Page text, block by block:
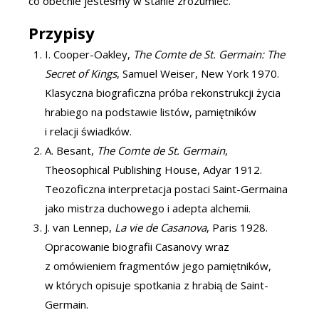
Przypisy
I. Cooper-Oakley, The Comte de St. Germain: The
Secret of Kings, Samuel Weiser, New York 1970.
Klasyczna biograficzna próba rekonstrukcji życia
hrabiego na podstawie listów, pamiętników
i relacji świadków.
A. Besant, The Comte de St. Germain,
Theosophical Publishing House, Adyar 1912.
Teozoficzna interpretacja postaci Saint-Germaina
jako mistrza duchowego i adepta alchemii.
J. van Lennep, La vie de Casanova, Paris 1928.
Opracowanie biografii Casanovy wraz
z omówieniem fragmentów jego pamiętników,
w których opisuje spotkania z hrabią de Saint-
Germain.